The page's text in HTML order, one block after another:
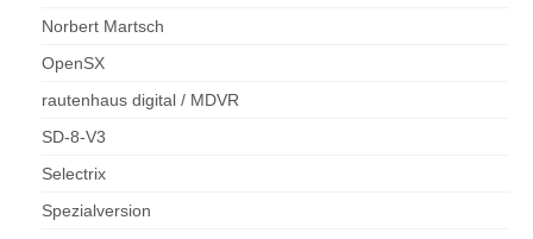
Airbrush – Erfahrungswerte
MoBa-Blog
Kontakt
Gästebuch
Norbert Martsch
OpenSX
rautenhaus digital / MDVR
SD-8-V3
Selectrix
Spezialversion